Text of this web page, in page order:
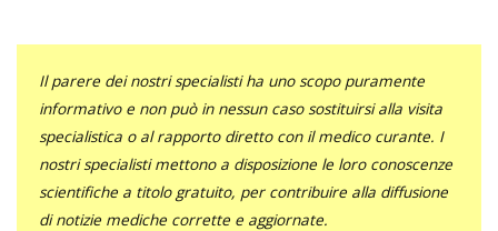
Il parere dei nostri specialisti ha uno scopo puramente
informativo e non può in nessun caso sostituirsi alla visita
specialistica o al rapporto diretto con il medico curante. I
nostri specialisti mettono a disposizione le loro conoscenze
scientifiche a titolo gratuito, per contribuire alla diffusione
di notizie mediche corrette e aggiornate.